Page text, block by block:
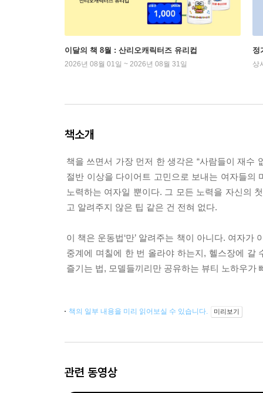
이달의 책 8월 : 산리오캐릭터즈 유리컵
2026년 08월 01일 ~ 2026년 08월 31일
정
상
책소개
책을 쓰면서 가장 먼저 한 생각은 “사람들이 재수
절반 이상을 다이어트 고민으로 보내는 여자들의
노력하는 여자일 뿐이다. 그 모든 노력을 자신의
고 알려주지 않은 팁 같은 건 전혀 없다.
이 책은 운동법‘만’ 알려주는 책이 아니다. 여자
중계에 며칠에 한 번 올라야 하는지, 헬스장에 갈
즐기는 법, 모델들끼리만 공유하는 뷰티 노하우가
책의 일부 내용을 미리 읽어보실 수 있습니다. 미리보기
관련 동영상